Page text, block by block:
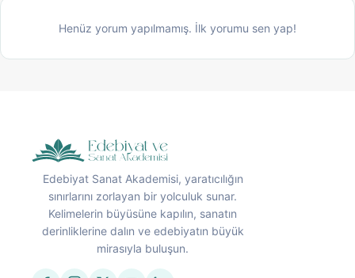
Henüz yorum yapılmamış. İlk yorumu sen yap!
Edebiyat Sanat Akademisi, yaratıcılığın
sınırlarını zorlayan bir yolculuk sunar.
Kelimelerin büyüsüne kapılın, sanatın
derinliklerine dalın ve edebiyatın büyük
mirasıyla buluşun.